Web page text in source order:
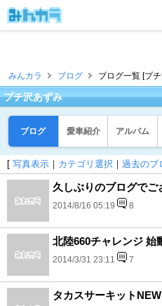
みんカラ ブログ ブログ一覧 [プ
プチ沢あずみ
ブログ 愛車紹介 アルバム
[ 写真表示 ｜ カテゴリ選択 ｜ 過去のブ
久しぶりのブログでご
2014/8/16 05:19 8
北陸660チャレンジ 始
2014/3/31 23:11 7
タカスサーキットNEW